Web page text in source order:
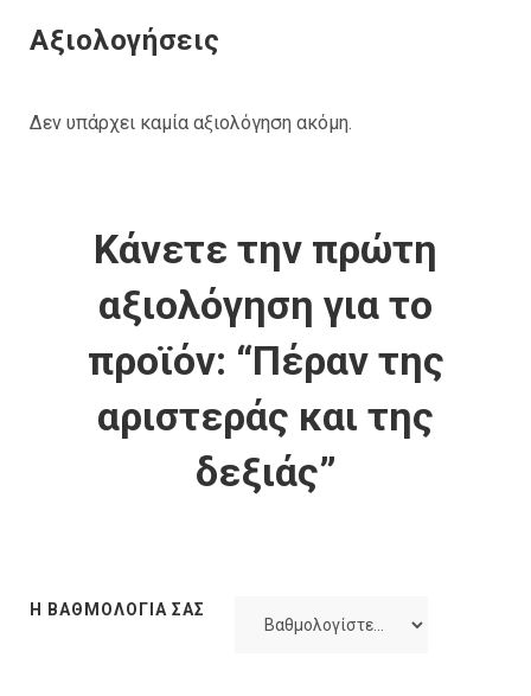
Αξιολογήσεις
Δεν υπάρχει καμία αξιολόγηση ακόμη.
Κάνετε την πρώτη
αξιολόγηση για το
προϊόν: “Πέραν της
αριστεράς και της
δεξιάς”
Η ΒΑΘΜΟΛΟΓΊΑ ΣΑΣ